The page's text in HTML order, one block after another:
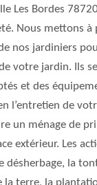
Les Bordes
Nous mettons à
nos jardiniers
votre jardin. Ils
et des
l’entretien de
un ménage de
extérieur. Les
désherbage, la
la terre, la